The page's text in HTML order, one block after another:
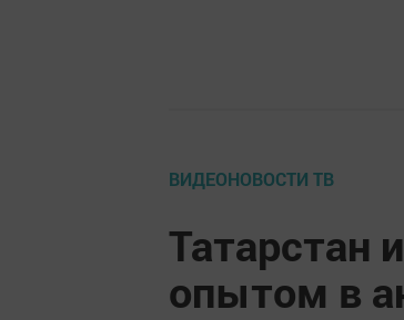
ВИДЕОНОВОСТИ ТВ
Татарстан
опытом в